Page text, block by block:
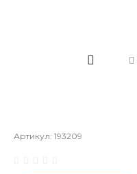
Артикул: 193209